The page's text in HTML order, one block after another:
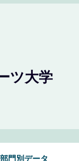
ツ大学
部門別データ